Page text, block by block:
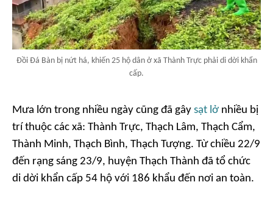
Đồi Đá Bàn bị nứt há, khiến 25 hộ dân ở xã Thành Trực phải di dời khẩn
cấp.
Mưa lớn trong nhiều ngày cũng đã gây sạt lở nhiều bị
trí thuộc các xã: Thành Trực, Thạch Lâm, Thạch Cẩm,
Thành Minh, Thạch Bình, Thạch Tượng. Từ chiều 22/9
đến rạng sáng 23/9, huyện Thạch Thành đã tổ chức
di dời khẩn cấp 54 hộ với 186 khẩu đến nơi an toàn.